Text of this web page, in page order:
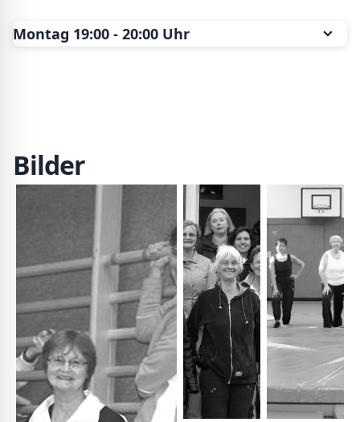
Montag 19:00 - 20:00 Uhr
Bilder